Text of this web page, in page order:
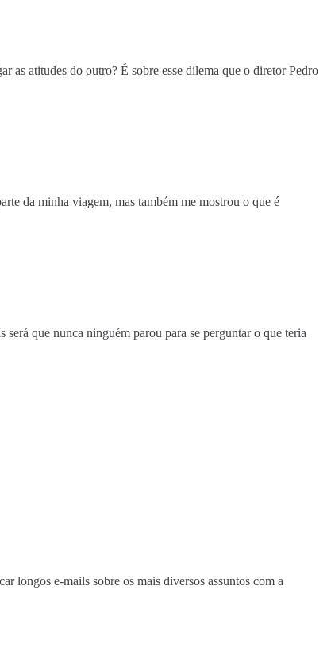
as atitudes do outro? É sobre esse dilema que o diretor Pedro
da minha viagem, mas também me mostrou o que é
que nunca ninguém parou para se perguntar o que teria
longos e-mails sobre os mais diversos assuntos com a